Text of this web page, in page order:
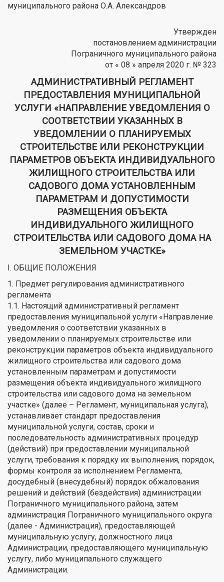
муниципального района О.А. Александров
Утвержден
постановлением администрации
Пограничного муниципального района
от « 08 » апреля 2020 г. № 323
АДМИНИСТРАТИВНЫЙ РЕГЛАМЕНТ
ПРЕДОСТАВЛЕНИЯ МУНИЦИПАЛЬНОЙ
УСЛУГИ «НАПРАВЛЕНИЕ УВЕДОМЛЕНИЯ О
СООТВЕТСТВИИ УКАЗАННЫХ В
УВЕДОМЛЕНИИ О ПЛАНИРУЕМЫХ
СТРОИТЕЛЬСТВЕ ИЛИ РЕКОНСТРУКЦИИ
ПАРАМЕТРОВ ОБЪЕКТА ИНДИВИДУАЛЬНОГО
ЖИЛИЩНОГО СТРОИТЕЛЬСТВА ИЛИ
САДОВОГО ДОМА УСТАНОВЛЕННЫМ
ПАРАМЕТРАМ И ДОПУСТИМОСТИ
РАЗМЕЩЕНИЯ ОБЪЕКТА
ИНДИВИДУАЛЬНОГО ЖИЛИЩНОГО
СТРОИТЕЛЬСТВА ИЛИ САДОВОГО ДОМА НА
ЗЕМЕЛЬНОМ УЧАСТКЕ»
I. ОБЩИЕ ПОЛОЖЕНИЯ
1. Предмет регулирования административного
регламента
1.1. Настоящий административный регламент
предоставления муниципальной услуги «Направление
уведомления о соответствии указанных в
уведомлении о планируемых строительстве или
реконструкции параметров объекта индивидуального
жилищного строительства или садового дома
установленным параметрам и допустимости
размещения объекта индивидуального жилищного
строительства или садового дома на земельном
участке» (далее – Регламент, муниципальная услуга),
устанавливает стандарт предоставления
муниципальной услуги, состав, сроки и
последовательность административных процедур
(действий) при предоставлении муниципальной
услуги, требования к порядку их выполнения, порядок,
формы контроля за исполнением Регламента,
досудебный (внесудебный) порядок обжалования
решений и действий (бездействия) администрации
Пограничного муниципального района, затем
администрация Пограничного муниципального округа
(далее - Администрация), предоставляющей
муниципальную услугу, должностного лица
Администрации, предоставляющего муниципальную
услугу, либо муниципального служащего
Администрации.